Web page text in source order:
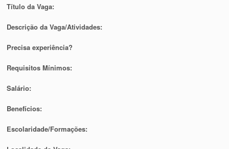
Título da Vaga:
Descrição da Vaga/Atividades:
Precisa experiência?
Requisitos Mínimos:
Salário:
Benefícios:
Escolaridade/Formações: